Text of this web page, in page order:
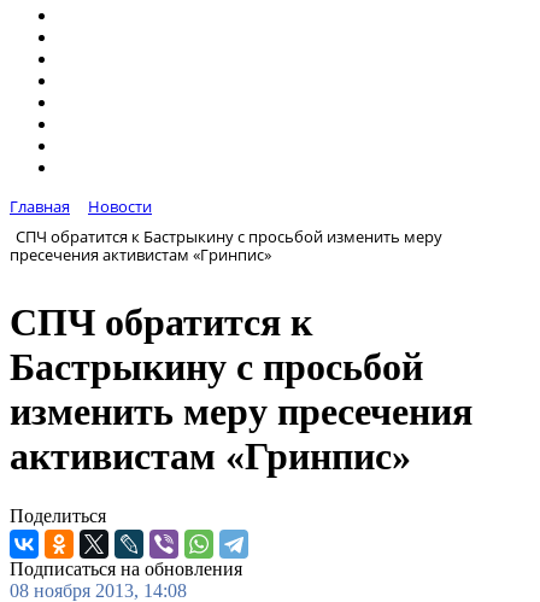
Главная
Новости
СПЧ обратится к Бастрыкину с просьбой изменить меру
пресечения активистам «Гринпис»
СПЧ обратится к
Бастрыкину с просьбой
изменить меру пресечения
активистам «Гринпис»
Поделиться
Подписаться на обновления
08 ноября 2013, 14:08